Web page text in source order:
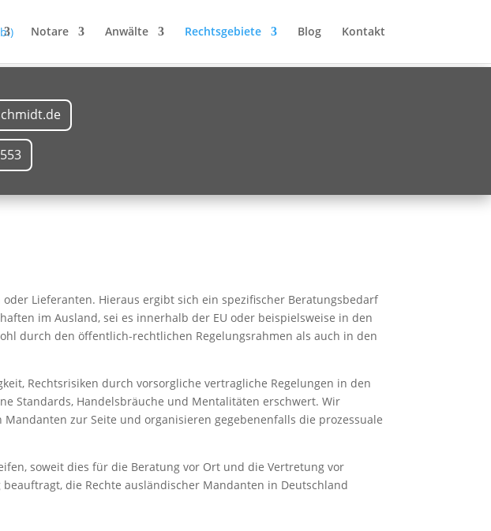
Notare Anwälte Rechtsgebiete Blog Kontakt
Lieferanten. Hieraus ergibt sich ein spezifischer Beratungsbedarf
im Ausland, sei es innerhalb der EU oder beispielsweise in den
durch den öffentlich-rechtlichen Regelungsrahmen als auch in den
Rechtsrisiken durch vorsorgliche vertragliche Regelungen in den
Standards, Handelsbräuche und Mentalitäten erschwert. Wir
zur Seite und organisieren gegebenenfalls die prozessuale
soweit dies für die Beratung vor Ort und die Vertretung vor
die Rechte ausländischer Mandanten in Deutschland